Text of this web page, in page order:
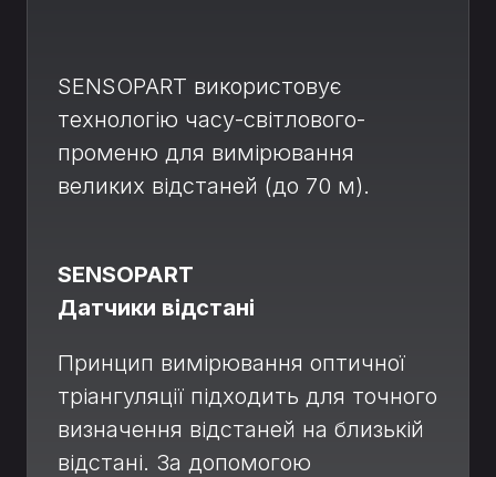
SENSOPART використовує
технологію часу-світлового-
променю для вимірювання
великих відстаней (до 70 м).
SENSOPART
Датчики відстані
Принцип вимірювання оптичної
тріангуляції підходить для точного
визначення відстаней на близькій
відстані. За допомогою